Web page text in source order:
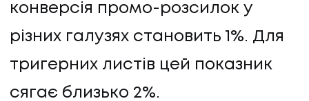
конверсія промо-розсилок у
різних галузях становить 1%. Для
тригерних листів цей показник
сягає близько 2%.